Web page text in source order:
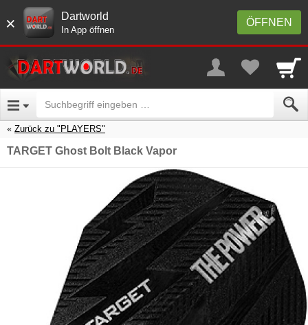
× ÖFFNEN
Dartworld
In App öffnen
Zurück zu "PLAYERS"
TARGET Ghost Bolt Black Vapor